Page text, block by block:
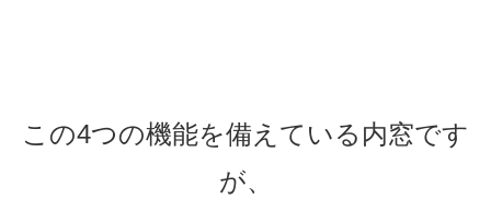
この4つの機能を備えている内窓です
が、